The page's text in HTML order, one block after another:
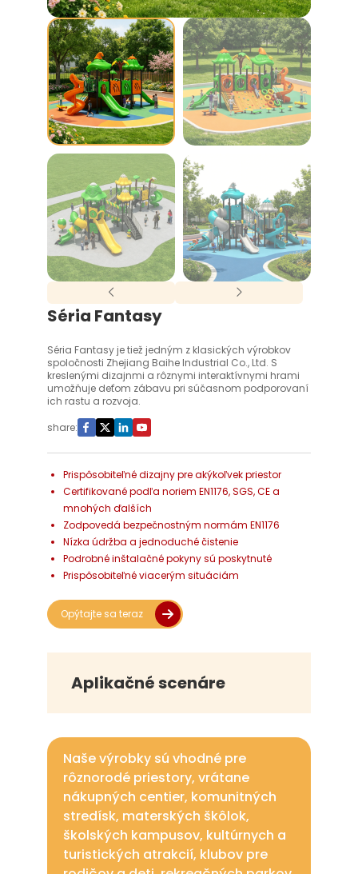
Séria Fantasy
Séria Fantasy je tiež jedným z klasických výrobkov
spoločnosti Zhejiang Baihe Industrial Co., Ltd. S
kreslenými dizajnmi a rôznymi interaktívnymi hrami
umožňuje deťom zábavu pri súčasnom podporovaní
ich rastu a rozvoja.
share:
Prispôsobiteľné dizajny pre akýkoľvek priestor
Certifikované podľa noriem EN1176, SGS, CE a
mnohých ďalších
Zodpovedá bezpečnostným normám EN1176
Nízka údržba a jednoduché čistenie
Podrobné inštalačné pokyny sú poskytnuté
Prispôsobiteľné viacerým situáciám
Opýtajte sa teraz
Aplikačné scenáre
Naše výrobky sú vhodné pre
rôznorodé priestory, vrátane
nákupných centier, komunitných
stredísk, materských škôlok,
školských kampusov, kultúrnych a
turistických atrakcií, klubov pre